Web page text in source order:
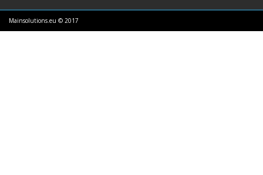
Mainsolutions.eu © 2017